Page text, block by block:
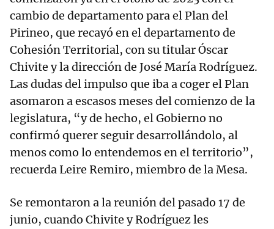
cambio de departamento para el Plan del
Pirineo, que recayó en el departamento de
Cohesión Territorial, con su titular Óscar
Chivite y la dirección de José María Rodríguez.
Las dudas del impulso que iba a coger el Plan
asomaron a escasos meses del comienzo de la
legislatura, “y de hecho, el Gobierno no
confirmó querer seguir desarrollándolo, al
menos como lo entendemos en el territorio”,
recuerda Leire Remiro, miembro de la Mesa.
Se remontaron a la reunión del pasado 17 de
junio, cuando Chivite y Rodríguez les